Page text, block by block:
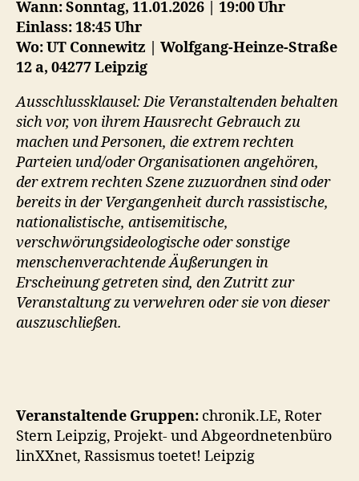
Wann: Sonntag, 11.01.2026 | 19:00 Uhr
Einlass: 18:45 Uhr
Wo: UT Connewitz | Wolfgang-Heinze-Straße
12 a, 04277 Leipzig
Ausschlussklausel: Die Veranstaltenden behalten
sich vor, von ihrem Hausrecht Gebrauch zu
machen und Personen, die extrem rechten
Parteien und/oder Organisationen angehören,
der extrem rechten Szene zuzuordnen sind oder
bereits in der Vergangenheit durch rassistische,
nationalistische, antisemitische,
verschwörungsideologische oder sonstige
menschenverachtende Äußerungen in
Erscheinung getreten sind, den Zutritt zur
Veranstaltung zu verwehren oder sie von dieser
auszuschließen.
Veranstaltende Gruppen: chronik.LE, Roter
Stern Leipzig, Projekt- und Abgeordnetenbüro
linXXnet, Rassismus toetet! Leipzig